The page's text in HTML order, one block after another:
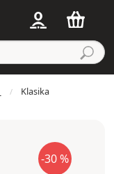
Klasika
-30 %